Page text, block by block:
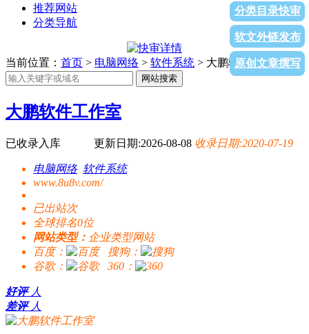
推荐网站
分类导航
分类目录快审
软文外链发布
原创文章撰写
当前位置： 首页 > 电脑网络 > 软件系统 > 大鹏软件工作室
网站搜索
大鹏软件工作室
已收录入库 更新日期:2026-08-08 收录日期:2020-07-19
电脑网络 软件系统
www.8u8v.com/
已出站次
全球排名0位
网站类型： 企业类型网站
百度：
搜狗：
谷歌：
360：
好评 人
差评 人